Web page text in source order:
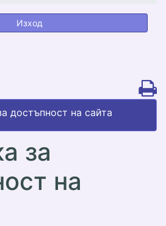
Изход
достъпност на сайта
за
на